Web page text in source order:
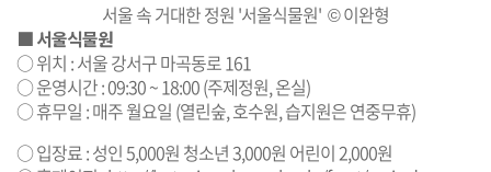
서울 속 거대한 정원 '서울식물원' © 이완형
■ 서울식물원
○ 위치 : 서울 강서구 마곡동로 161
○ 운영시간 : 09:30 ~ 18:00 (주제정원, 온실)
○ 휴무일 : 매주 월요일 (열린숲, 호수원, 습지원은 연중무휴)
○ 입장료 : 성인 5,000원 청소년 3,000원 어린이 2,000원